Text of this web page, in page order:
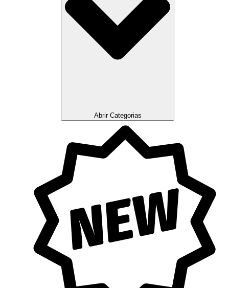
Abrir Categorias